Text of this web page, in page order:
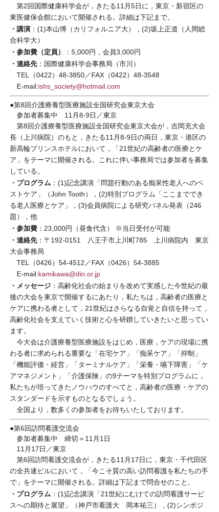
第2回国際健康科学会が，きたる11月5日に，東京・新宿区の
東医健保会館において開催される。詳細は下記まで。
・講演 ：(1)本山博（カリフォルニア大），(2)坂上正道（人間総
合科学大）
・参加費（定員） ：5,000円，会員3,000円
・連絡先：国際健康科学会事務局（市川）
TEL（0422）48-3850／FAX（0422）48-3548
E-mail:ishs_society@hotmail.com
●第8回介護療養型医療施設全国研究会東京大会
参加者募集中 11月8-9日／東京
第8回介護療養型医療施設全国研究会東京大会が，吉岡充大会
長（上川病院）のもと，きたる11月8-9日の両日，東京・港区の
新高輪プリンスホテルにおいて，「21世紀の高齢者の医療とケ
ア」をテーマに開催される。これに伴い事務局では参加者を募集
している。
・プログラム ：(1)記念講演「問題行動のある痴呆性老人へのベ
ストケア」（John Tooth），(2)特別プログラム「ここまででき
る老人医療とケア」，(3)会員病院による研究パネル発表（246
題），他
・参加費 ：23,000円（昼食代含） ※当日受付が可能
・連絡先：〒192-0151 八王子市上川町785 上川病院内 東京
大会事務局
TEL（0426）54-4512／FAX（0426）54-3885
E-mail:kamikawa@din.or.jp
・メッセージ ：高齢化社会の始まりを改めて実感した今世紀の最
後の大会を東京で開催するにあたり，私たちは，高齢者の医療と
ケアに携わる者として，21世紀はさらなる自覚と自信を持って，
高齢化社会を支えていく技術と心を研鑚していきたいと思ってい
ます。
今大会は介護療養型医療施設をはじめ，医療，ケアの現場に携
わる者に求められる重要な「在宅ケア」「痴呆ケア」「抑制」
「機能評価・経営」「ターミナルケア」「栄養・嚥下障害」「ケ
アマネジメント」「介護保険」の9テーマを特別プログラムに，
私たちが培ってきたノウハウのすべてと，高齢者の医療・ケアの
スタンダードを示すものとなるでしょう。
全国より，数多くの参加者をお待ちいたしております。
●第6回訪問看護交流会
参加者募集中 締切＝11月1日
11月17日／東京
第6回訪問看護交流会が，きたる11月17日に，東京・千代田区
の全共連ビルにおいて，「今こそ質の高い訪問看護を私たちの手
で」をテーマに開催される。詳細は下記まで問合せのこと。
・プログラム ：(1)記念講演「21世紀にむけての訪問看護サービ
スへの期待と展望」（神戸市看護大 岡本祐三），(2)シンポジ